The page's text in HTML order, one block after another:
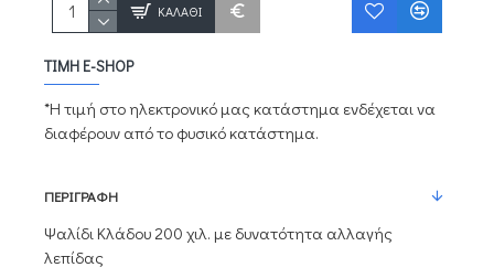
ΤΙΜΉ E-SHOP
*Η τιμή στο ηλεκτρονικό μας κατάστημα ενδέχεται να
διαφέρουν από το φυσικό κατάστημα.
ΠΕΡΙΓΡΑΦΉ
Ψαλίδι Κλάδου 200 χιλ. με δυνατότητα αλλαγής
λεπίδας
ΚΑΛΆΘΙ